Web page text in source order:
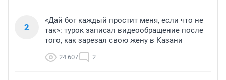
2
«Дай бог каждый простит меня, если что не
так»: турок записал видеообращение после
того, как зарезал свою жену в Казани
24 607 2